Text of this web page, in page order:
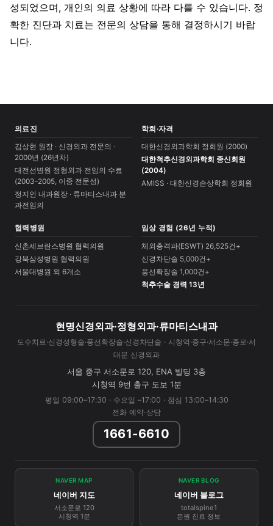
성되었으며, 개인의 의료 상황에 따라 다를 수 있습니다. 정
확한 진단과 치료는 전문의 상담을 통해 결정하시기 바랍
니다.
의료진
김상현 원장 · 신경외과 전문의 ·
2000년 (26년차)
대전선병원 정형외과 전임의 수료
(2003-2005, 이중 전문성)
정지인 내과원장 · 류마티스내과 분
과전임의
학회·자격
대한신경외과학회 정회원 (2000)
대한척추신경외과학회 종신회원
(2004)
AMISS · 대한신경손상학회 정회원
협력병원
신촌세브란스병원 협력의원
강북삼성병원 협력의원
서울대병원 외 6개소
임상 경험 (26년 누적)
체외충격파(ESWT) 26,525건+
신경차단술 5,000건+
풍선확장술 1,000건+
척추수술 경력 13년
현명신경외과·정형외과·류마티스내과
도수치료·신경성형술·풍선확장술·신경차단술 · 시청역·중구·서소문·종로·서
대문 신경외과
서울 중구 서소문로 120, ENA 빌딩 3층
시청역 9번 출구 도보 1분
평일 09:00–17:30 · 수요일 –17:00 · 점심 13:00–14:30
전화 예약·상담
1661-6610
NAVER MAP
네이버 지도
서소문로 120
시청역 1분
NAVER BLOG
네이버 블로그
totalspine1
본원 진료 정보